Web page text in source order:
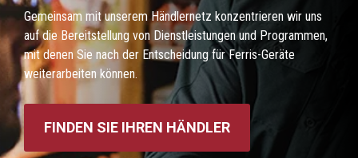
Gemeinsam mit unserem Händlernetz konzentrieren wir uns
auf die Bereitstellung von Dienstleistungen und Programmen,
mit denen Sie nach der Entscheidung für Ferris-Geräte
weiterarbeiten können.
FINDEN SIE IHREN HÄNDLER